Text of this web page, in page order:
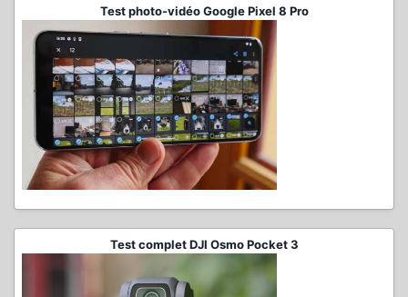
Test photo-vidéo Google Pixel 8 Pro
Test complet DJI Osmo Pocket 3